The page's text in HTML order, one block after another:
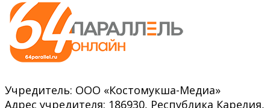
Учредитель: ООО «Костомукша-Медиа»
Адрес учредителя: 186930, Республика Карелия,